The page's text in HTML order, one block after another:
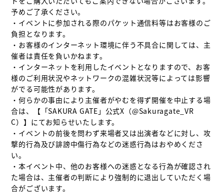
予めご了承ください。
・イベントに参加される際のパケット通信料等はお客様のご
負担となります。
・お客様のインターネット環境に伴う不具合に関しては、主
催者は責任を負いかねます。
・インターネットを利用したイベントとなりますので、お客
様のご利用状況やネットワークの混雑状況等によっては影響
がでる可能性があります。
・何らかの事由により主催者がやむを得ず開催を中止する場
合は、【「SAKURA GATE」公式X（@Sakuragate_VR
C）】にてお知らせいたします。
・イベントの前後を問わず来場者又は出演者などに対し、攻
撃的行為及び誹謗中傷行為などの迷惑行為はおやめくださ
い。
・本イベント中、他のお客様への迷惑となる行為が確認され
た場合は、主催者の判断により強制的に退出していただく場
合がございます。